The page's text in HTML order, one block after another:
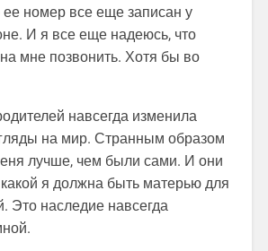
номер все еще записан у
И я все еще надеюсь, что
мне позвонить. Хотя бы во
навсегда изменила
на мир. Странным образом
лучше, чем были сами. И они
я должна быть матерью для
Это наследие навсегда